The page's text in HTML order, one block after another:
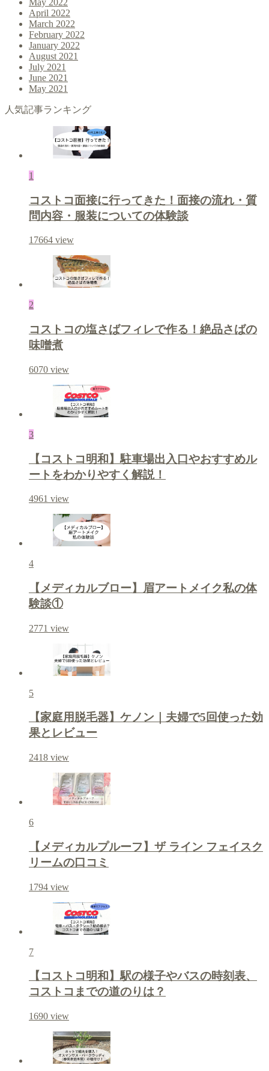
May 2022
April 2022
March 2022
February 2022
January 2022
August 2021
July 2021
June 2021
May 2021
人気記事ランキング
1
コストコ面接に行ってきた！面接の流れ・質
問内容・服装についての体験談
17664 view
2
コストコの塩さばフィレで作る！絶品さばの
味噌煮
6070 view
3
【コストコ明和】駐車場出入口やおすすめル
ートをわかりやすく解説！
4961 view
4
【メディカルブロー】眉アートメイク私の体
験談①
2771 view
5
【家庭用脱毛器】ケノン｜夫婦で5回使った効
果とレビュー
2418 view
6
【メディカルプルーフ】ザ ライン フェイスク
リームの口コミ
1794 view
7
【コストコ明和】駅の様子やバスの時刻表、
コストコまでの道のりは？
1690 view